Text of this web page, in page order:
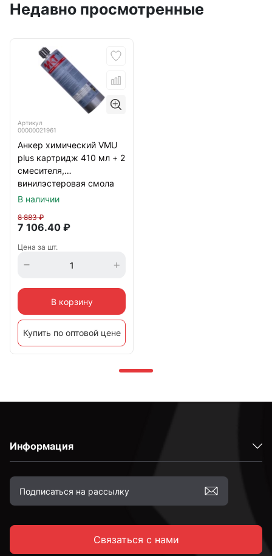
Недавно просмотренные
Артикул
00000021961
Анкер химический VMU
plus картридж 410 мл + 2
смесителя,
винилэстеровая смола
В наличии
7 106.40 ₽
8 883₽
Цена за шт.
В корзину
Купить по оптовой цене
Информация
Связаться с нами